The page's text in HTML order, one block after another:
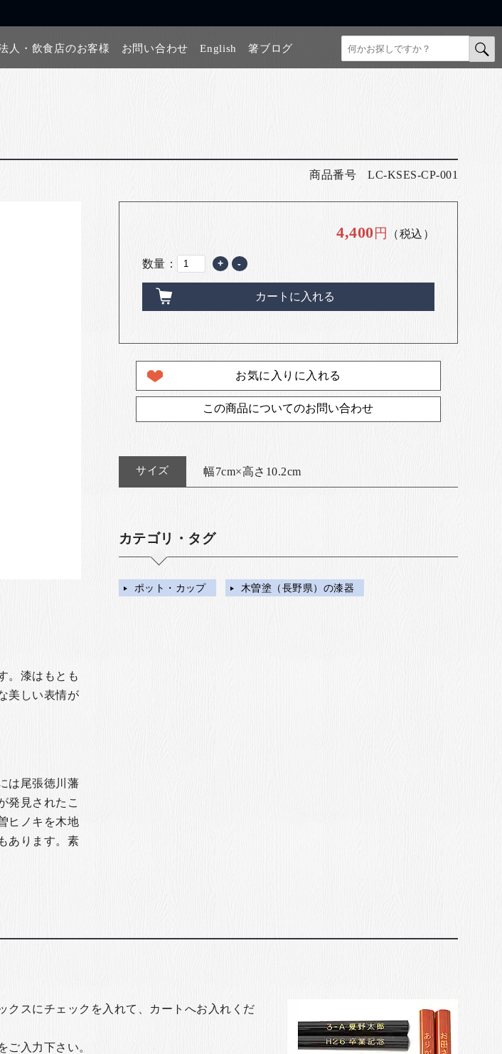
人・飲食店のお客様 お問い合わせ English 箸ブログ
商品番号 LC-KSES-CP-001
。漆はもとも
美しい表情が
は尾張徳川藩
発見されたこ
ヒノキを木地
あります。素
4,400円 （税込）
数量： + -
カートに入れる
お気に入りに入れる
この商品についてのお問い合わせ
サイズ 幅7cm×高さ10.2cm
カテゴリ・タグ
ポット・カップ 木曽塗（長野県）の漆器
クスにチェックを入れて、カートへお入れくだ
ご入力下さい。